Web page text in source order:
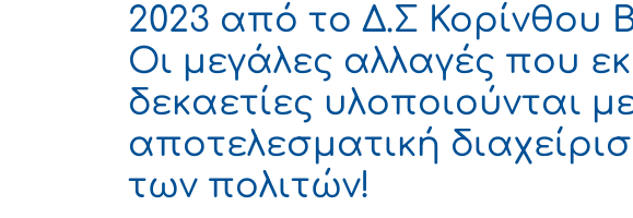
2023 από το Δ.Σ Κορίνθου
Οι μεγάλες αλλαγές που
δεκαετίες υλοποιούνται
αποτελεσματική
των πολιτών!